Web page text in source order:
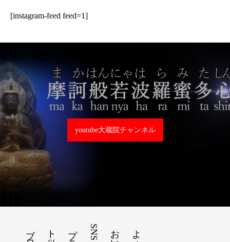
[instagram-feed feed=1]
youtube大蔵院チャンネル
SNS